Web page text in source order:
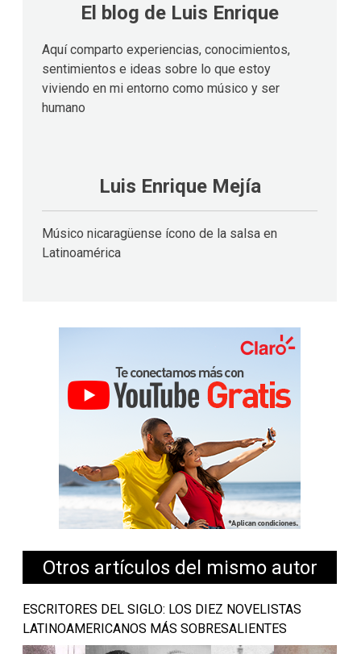
El blog de Luis Enrique
Aquí comparto experiencias, conocimientos,
sentimientos e ideas sobre lo que estoy
viviendo en mi entorno como músico y ser
humano
Luis Enrique Mejía
Músico nicaragüense ícono de la salsa en
Latinoamérica
Otros artículos del mismo autor
ESCRITORES DEL SIGLO: LOS DIEZ NOVELISTAS
LATINOAMERICANOS MÁS SOBRESALIENTES